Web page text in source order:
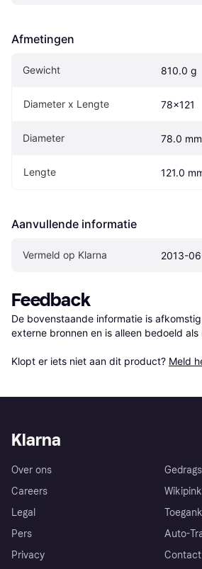
Afmetingen
Gewicht 810.0 g
Diameter x Lengte 78x121
Diameter 78.0 mm
Lengte 121.0
Aanvullende informatie
Vermeld op Klarna 2013-
Feedback
De bovenstaande informatie is
externe bronnen en is alleen bedoeld als
Klopt er iets niet aan dit product? Meld
Klarna
Over ons
Careers
Legal
Pers
Privacy
Wikipink
Auto-